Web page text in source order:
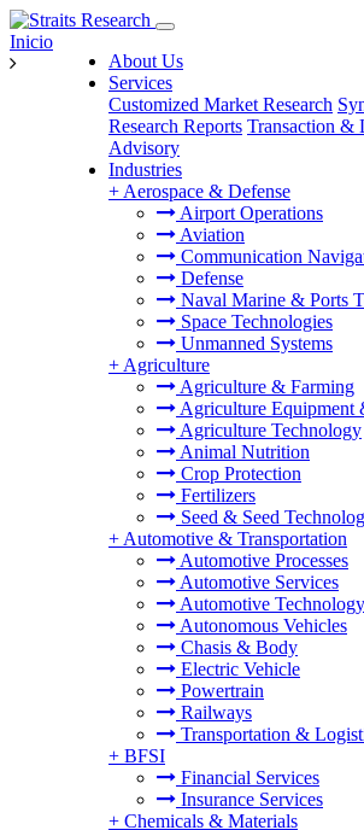
About Us
Services
Customized Market Research
Research Reports Transaction &
Advisory
Industries
+ Aerospace & Defense
Airport Operations
Aviation
Communication
Defense
Naval Marine & Ports
Space Technologies
Unmanned Systems
+ Agriculture
Agriculture & Farming
Agriculture Equipment
Agriculture Technology
Animal Nutrition
Crop Protection
Fertilizers
Seed & Seed
+ Automotive & Transportation
Automotive Processes
Automotive Services
Automotive Technology
Autonomous Vehicles
Chasis & Body
Electric Vehicle
Powertrain
Railways
Transportation &
+ BFSI
Financial Services
Insurance Services
+ Chemicals & Materials
Inicio